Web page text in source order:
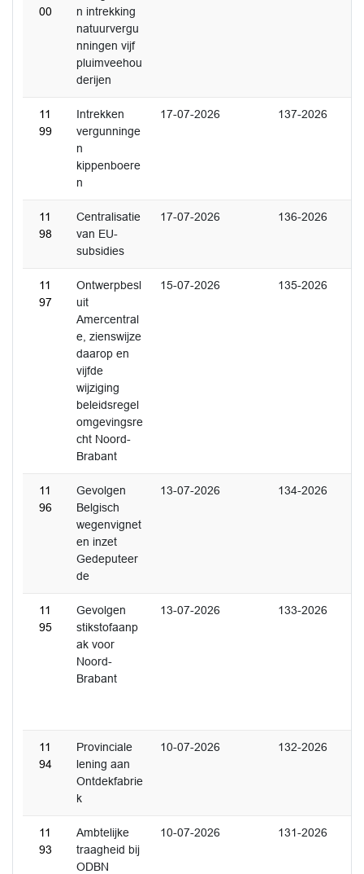
00
n intrekking
natuurvergu
nningen vijf
pluimveehou
derijen
11
99
Intrekken
vergunninge
n
kippenboere
n
17-07-2026 137-2026
11
98
Centralisatie
van EU-
subsidies
17-07-2026 136-2026
11
97
Ontwerpbesl
uit
Amercentral
e, zienswijze
daarop en
vijfde
wijziging
beleidsregel
omgevingsre
cht Noord-
Brabant
15-07-2026 135-2026
11
96
Gevolgen
Belgisch
wegenvignet
en inzet
Gedeputeer
de
13-07-2026 134-2026
11
95
Gevolgen
stikstofaanp
ak voor
Noord-
Brabant
13-07-2026 133-2026
11
94
Provinciale
lening aan
Ontdekfabrie
k
10-07-2026 132-2026
11
93
Ambtelijke
traagheid bij
ODBN
10-07-2026 131-2026